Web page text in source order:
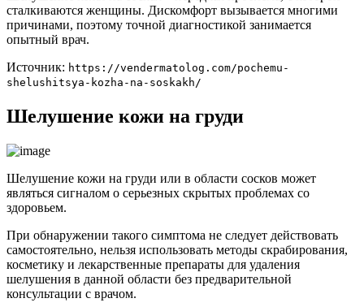
сталкиваются женщины. Дискомфорт вызывается многими
причинами, поэтому точной диагностикой занимается
опытный врач.
Источник: https://vendermatolog.com/pochemu-
shelushitsya-kozha-na-soskakh/
Шелушение кожи на груди
Шелушение кожи на груди или в области сосков может
являться сигналом о серьезных скрытых проблемах со
здоровьем.
При обнаружении такого симптома не следует действовать
самостоятельно, нельзя использовать методы скрабирования,
косметику и лекарственные препараты для удаления
шелушения в данной области без предварительной
консультации с врачом.